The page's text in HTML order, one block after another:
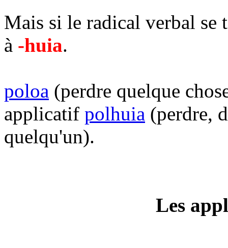
Mais si le radical verbal se
à -huia.
poloa (perdre quelque
applicatif polhuia (perdre,
quelqu'un).
Les